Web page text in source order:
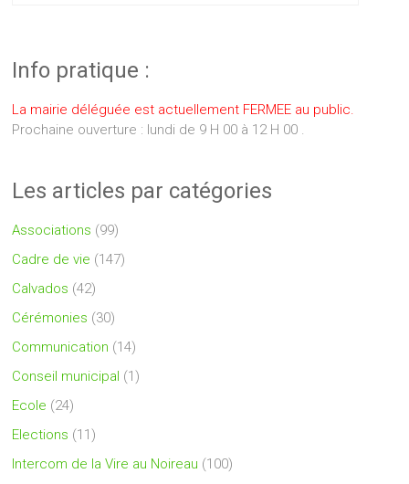
Info pratique :
La mairie déléguée est actuellement FERMEE au public.
Prochaine ouverture : lundi de 9 H 00 à 12 H 00 .
Les articles par catégories
Associations (99)
Cadre de vie (147)
Calvados (42)
Cérémonies (30)
Communication (14)
Conseil municipal (1)
Ecole (24)
Elections (11)
Intercom de la Vire au Noireau (100)